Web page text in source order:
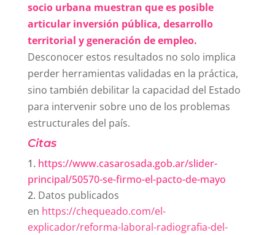
socio urbana muestran que es posible
articular inversión pública, desarrollo
territorial y generación de empleo.
Desconocer estos resultados no solo implica
perder herramientas validadas en la práctica,
sino también debilitar la capacidad del Estado
para intervenir sobre uno de los problemas
estructurales del país.
Citas
https://www.casarosada.gob.ar/slider-
principal/50570-se-firmo-el-pacto-de-mayo
Datos publicados
en https://chequeado.com/el-
explicador/reforma-laboral-radiografia-del-